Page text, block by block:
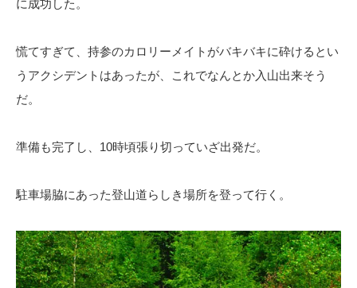
に成功した。
慌てすぎて、持参のカロリーメイトがバキバキに砕けるとい
うアクシデントはあったが、これでなんとか入山出来そう
だ。
準備も完了し、10時頃張り切っていざ出発だ。
駐車場脇にあった登山道らしき場所を登って行く。